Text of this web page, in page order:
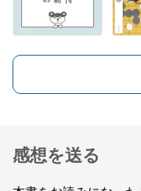
感想を送る